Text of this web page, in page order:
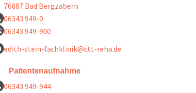
76887 Bad Bergzabern
06343 949-0
06343 949-900
edith-stein-fachklinik@ctt-reha.de
Patientenaufnahme
06343 949-944